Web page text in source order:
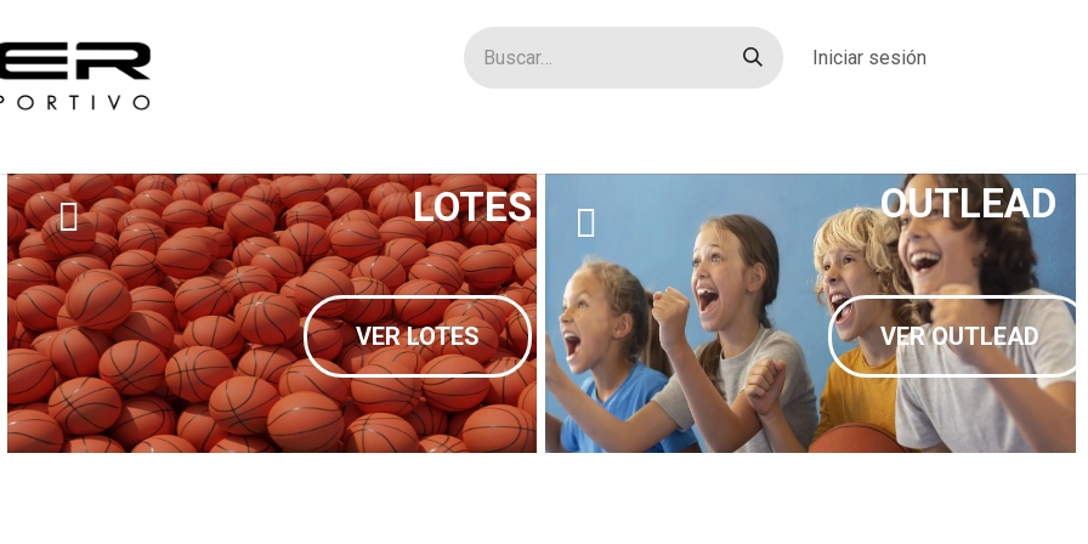
Iniciar sesión
VER OUTLEAD
VER LOTES
LOTES OUTLEAD